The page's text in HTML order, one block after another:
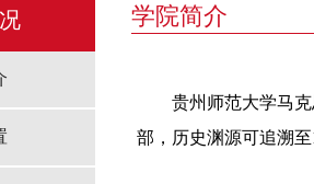
学院简介
贵州师范大学马
部，历史渊源可追溯